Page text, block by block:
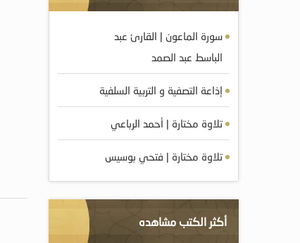
سورة الماعون | القارئ عبد
الباسط عبد الصمد
إذاعة التصفية و التربية السلفية
تلاوة مختارة | أحمد الرباعي
تلاوة مختارة | فتحي بوسيس
أكثر الكتب مشاهده